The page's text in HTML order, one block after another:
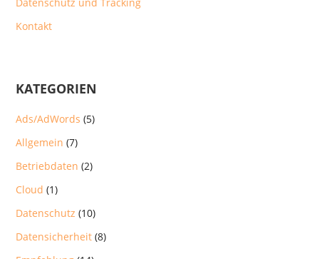
Kontakt
KATEGORIEN
Ads/AdWords (5)
Allgemein (7)
Betriebdaten (2)
Cloud (1)
Datenschutz (10)
Datensicherheit (8)